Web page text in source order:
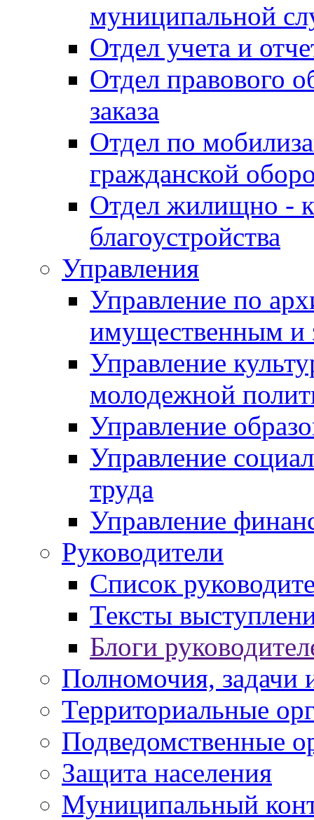
муниципальной
Отдел учета и
Отдел правового
заказа
Отдел по
гражданской
Отдел жилищно -
благоустройства
Управления
Управление по
имущественным и
Управление
молодежной
Управление
Управление
труда
Управление
Руководители
Список
Тексты
Блоги
Полномочия, задачи
Территориальные
Подведомственные
Защита населения
Муниципальный